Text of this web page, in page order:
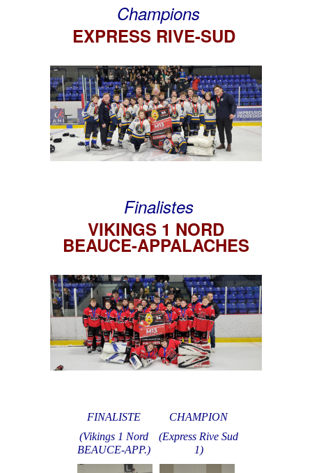
Champions
EXPRESS RIVE-SUD
Finalistes
VIKINGS 1 NORD
BEAUCE-APPALACHES
FINALISTE
(Vikings 1 Nord
BEAUCE-APP.)
CHAMPION
(Express Rive Sud
1)